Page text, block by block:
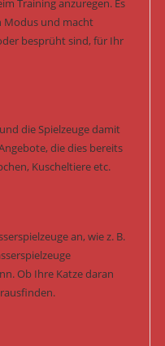
Training anzuregen. Es
Modus und macht
besprüht sind, für Ihr
die Spielzeuge damit
die dies bereits
Kuscheltiere etc.
an, wie z. B.
Ob Ihre Katze daran